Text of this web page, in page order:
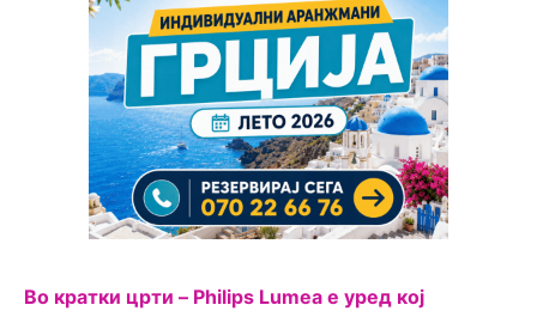
Во кратки црти – Philips Lumea е уред кој